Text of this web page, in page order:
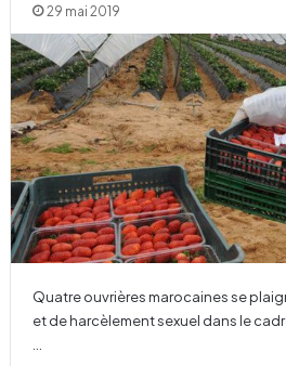
29 mai 2019
Quatre ouvrières marocaines se
et de harcèlement sexuel dans le
…